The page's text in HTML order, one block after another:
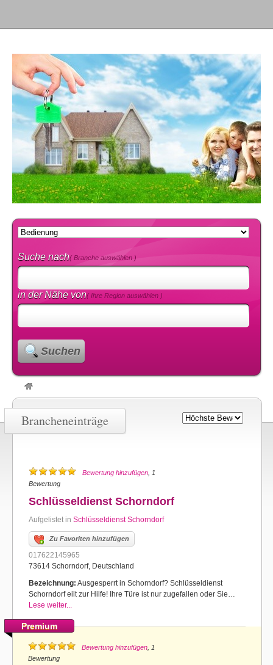
Suche nach( Branche auswählen )
in der Nähe von( Ihre Region auswählen )
Suchen
Brancheneinträge
Bewertung hinzufügen , 1
Bewertung
Schlüsseldienst Schorndorf
Aufgelistet in Schlüsseldienst Schorndorf
Zu Favoriten hinzufügen
017622145965
73614 Schorndorf, Deutschland
Bezeichnung: Ausgesperrt in Schorndorf? Schlüsseldienst
Schorndorf eilt zur Hilfe! Ihre Türe ist nur zugefallen oder Sie…
Lese weiter...
Premium
Bewertung hinzufügen , 1
Bewertung